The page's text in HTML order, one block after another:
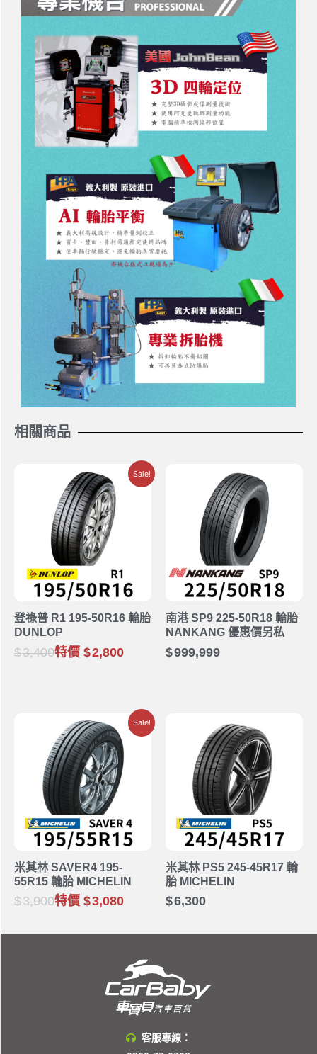
相關商品
Sale!
登祿普 R1 195-50R16 輪胎
DUNLOP
3,400特價 2,800
南港 SP9 225-50R18 輪胎
NANKANG 優惠價另私
999,999
Sale!
米其林 SAVER4 195-
55R15 輪胎 MICHELIN
3,900特價 3,080
米其林 PS5 245-45R17 輪
胎 MICHELIN
6,300
客服專線：